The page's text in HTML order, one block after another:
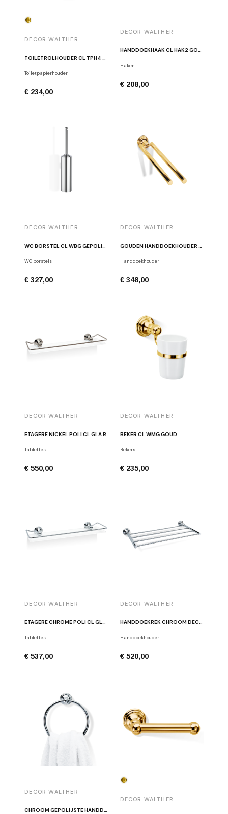
DECOR WALTHER
TOILETROLHOUDER CL TPH4 GLANS GOUD
Toiletpapierhouder
€ 234,00
DECOR WALTHER
HANDDOEKHAAK CL HAK2 GOUD
Haken
€ 208,00
DECOR WALTHER
WC BORSTEL CL WBG GEPOLIJST CHROOM
WC borstels
€ 327,00
DECOR WALTHER
GOUDEN HANDDOEKHOUDER CL HTH2
Handdoekhouder
€ 348,00
DECOR WALTHER
ETAGÈRE NICKEL POLI CL GLA R
Tablettes
€ 550,00
DECOR WALTHER
BEKER CL WMG GOUD
Bekers
€ 235,00
DECOR WALTHER
ETAGÈRE CHROME POLI CL GLA R
Tablettes
€ 537,00
DECOR WALTHER
HANDDOEKREK CHROOM DECOR WALTHER CL HTA
Handdoekhouder
€ 520,00
DECOR WALTHER
CHROOM GEPOLIJSTE HANDDOEKHOUDER CL GTH
DECOR WALTHER